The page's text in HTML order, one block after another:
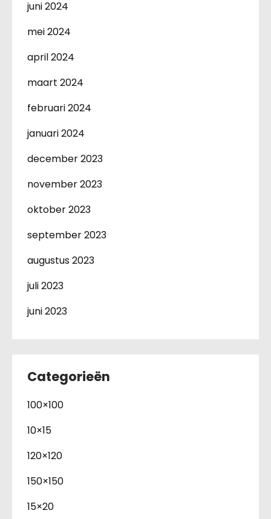
juni 2024
mei 2024
april 2024
maart 2024
februari 2024
januari 2024
december 2023
november 2023
oktober 2023
september 2023
augustus 2023
juli 2023
juni 2023
Categorieën
100×100
10×15
120×120
150×150
15×20